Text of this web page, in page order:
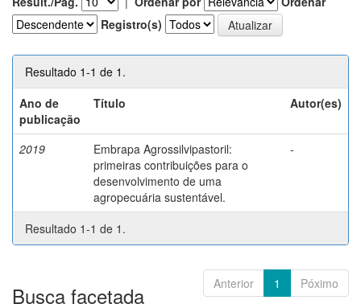
Registro(s)
Resultado 1-1 de 1.
Ano de
publicação
Título Autor(es)
2019
Embrapa Agrossilvipastoril:
primeiras contribuições para o
desenvolvimento de uma
agropecuária sustentável.
-
Resultado 1-1 de 1.
Anterior 1 Póximo
Busca facetada